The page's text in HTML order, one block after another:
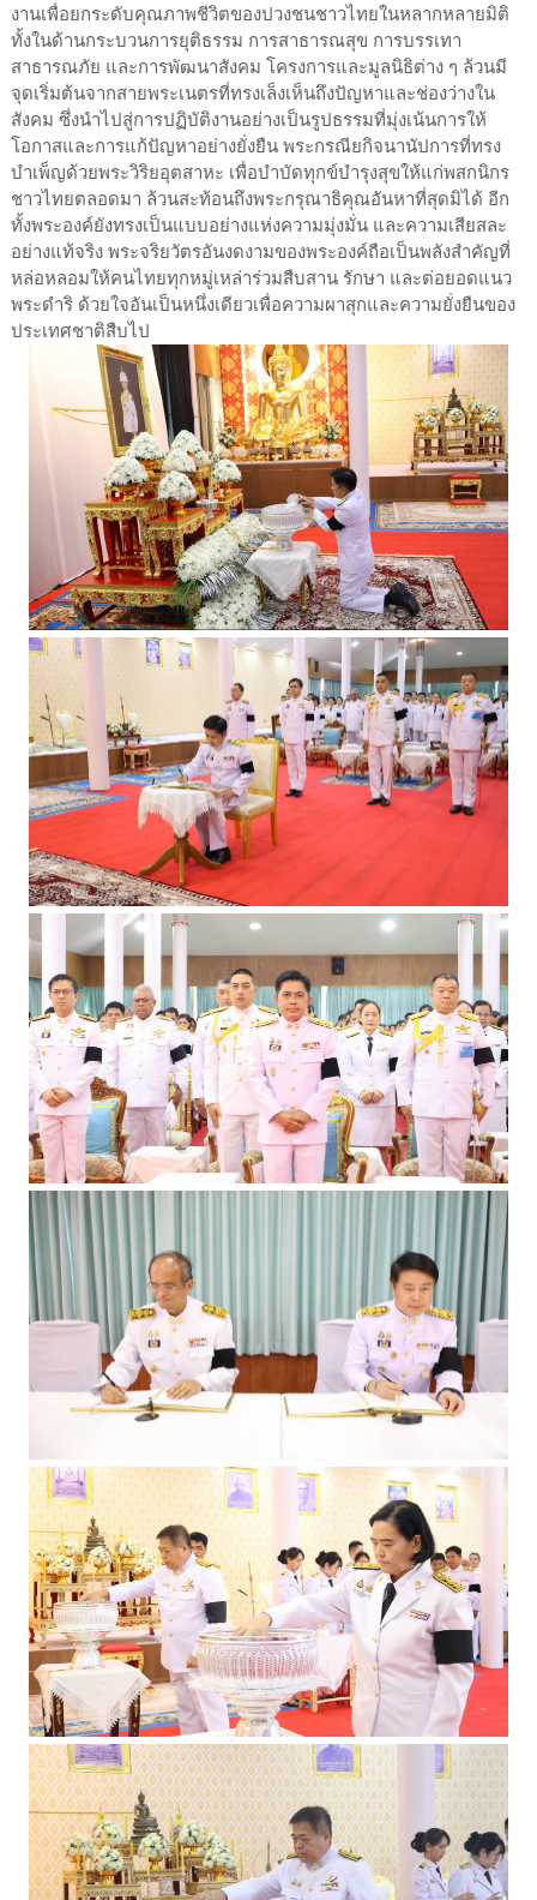
งานเพื่อยกระดับคุณภาพชีวิตของปวงชนชาวไทยในหลากหลายมิติ
ทั้งในด้านกระบวนการยุติธรรม การสาธารณสุข การบรรเทา
สาธารณภัย และการพัฒนาสังคม โครงการและมูลนิธิต่าง ๆ ล้วนมี
จุดเริ่มต้นจากสายพระเนตรที่ทรงเล็งเห็นถึงปัญหาและช่องว่างใน
สังคม ซึ่งนำไปสู่การปฏิบัติงานอย่างเป็นรูปธรรมที่มุ่งเน้นการให้
โอกาสและการแก้ปัญหาอย่างยั่งยืน พระกรณียกิจนานัปการที่ทรง
บำเพ็ญด้วยพระวิริยอุตสาหะ เพื่อบำบัดทุกข์บำรุงสุขให้แก่พสกนิกร
ชาวไทยตลอดมา ล้วนสะท้อนถึงพระกรุณาธิคุณอันหาที่สุดมิได้ อีก
ทั้งพระองค์ยังทรงเป็นแบบอย่างแห่งความมุ่งมั่น และความเสียสละ
อย่างแท้จริง พระจริยวัตรอันงดงามของพระองค์ถือเป็นพลังสำคัญที่
หล่อหลอมให้คนไทยทุกหมู่เหล่าร่วมสืบสาน รักษา และต่อยอดแนว
พระดำริ ด้วยใจอันเป็นหนึ่งเดียวเพื่อความผาสุกและความยั่งยืนของ
ประเทศชาติสืบไป